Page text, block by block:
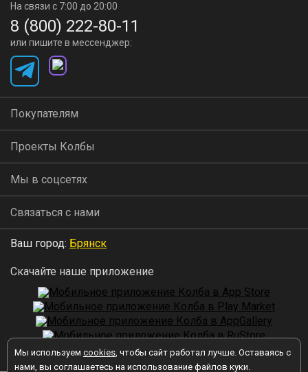
Мы используем cookies, чтобы сайт работал лучше. Оставаясь с
нами, вы соглашаетесь на использование файлов куки.
На связи с 7:00 до 20:00
8 (800) 222-80-11
или пишите в мессенджер:
Покупателям
Проекты Колбы
Мы в соцсетях
Связаться с нами
Ваш город: Брянск
Скачайте наше приложение
2026 © Колба